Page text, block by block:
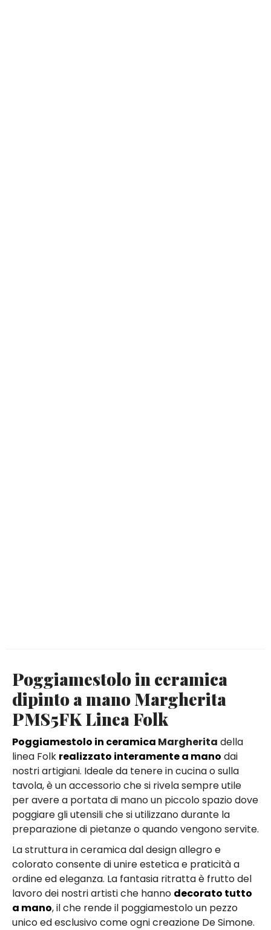
Poggiamestolo in ceramica
dipinto a mano Margherita
PMS5FK Linea Folk
Poggiamestolo in ceramica Margherita della
linea Folk realizzato interamente a mano dai
nostri artigiani. Ideale da tenere in cucina o sulla
tavola, è un accessorio che si rivela sempre utile
per avere a portata di mano un piccolo spazio dove
poggiare gli utensili che si utilizzano durante la
preparazione di pietanze o quando vengono servite.
La struttura in ceramica dal design allegro e
colorato consente di unire estetica e praticità a
ordine ed eleganza. La fantasia ritratta è frutto del
lavoro dei nostri artisti che hanno decorato tutto
a mano, il che rende il poggiamestolo un pezzo
unico ed esclusivo come ogni creazione De Simone.